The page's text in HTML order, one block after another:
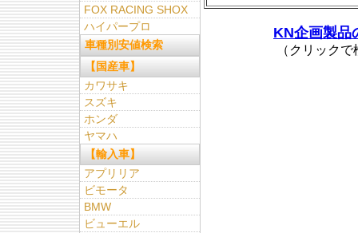
KN企画製品
（クリック
FOX RACING SHOX
ハイパープロ
車種別安値検索
【国産車】
カワサキ
スズキ
ホンダ
ヤマハ
【輸入車】
アプリリア
ビモータ
BMW
ビューエル